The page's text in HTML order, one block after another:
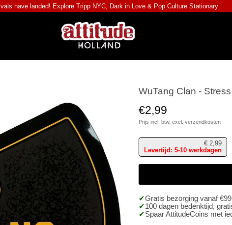
have landed! Explore Tripp NYC, Dark in Love & Pop Culture Stationary
WuTang Clan -
€2,99
Prijs incl. btw, excl. verzendkosten
€ 2,99
Levertijd: 5-10 werkdagen
Gratis bezorging vanaf €99
100 dagen bedenktijd,
Spaar AttitudeCoins met